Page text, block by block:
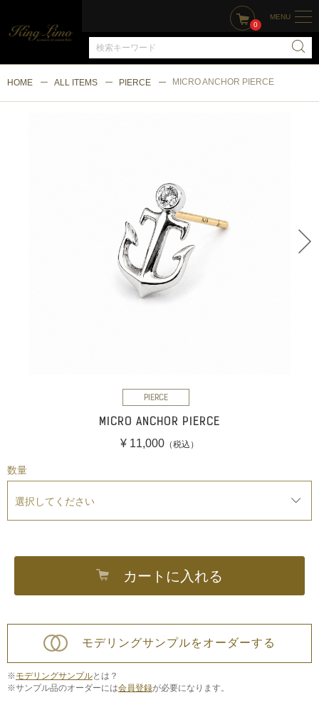
0
MENU
HOME ALL ITEMS PIERCE MICRO ANCHOR PIERCE
PIERCE
MICRO ANCHOR PIERCE
¥ 11,000 （税込）
数量
カートに入れる
モデリングサンプルをオーダーする
※モデリングサンプルとは？
※サンプル品のオーダーには会員登録が必要になります。